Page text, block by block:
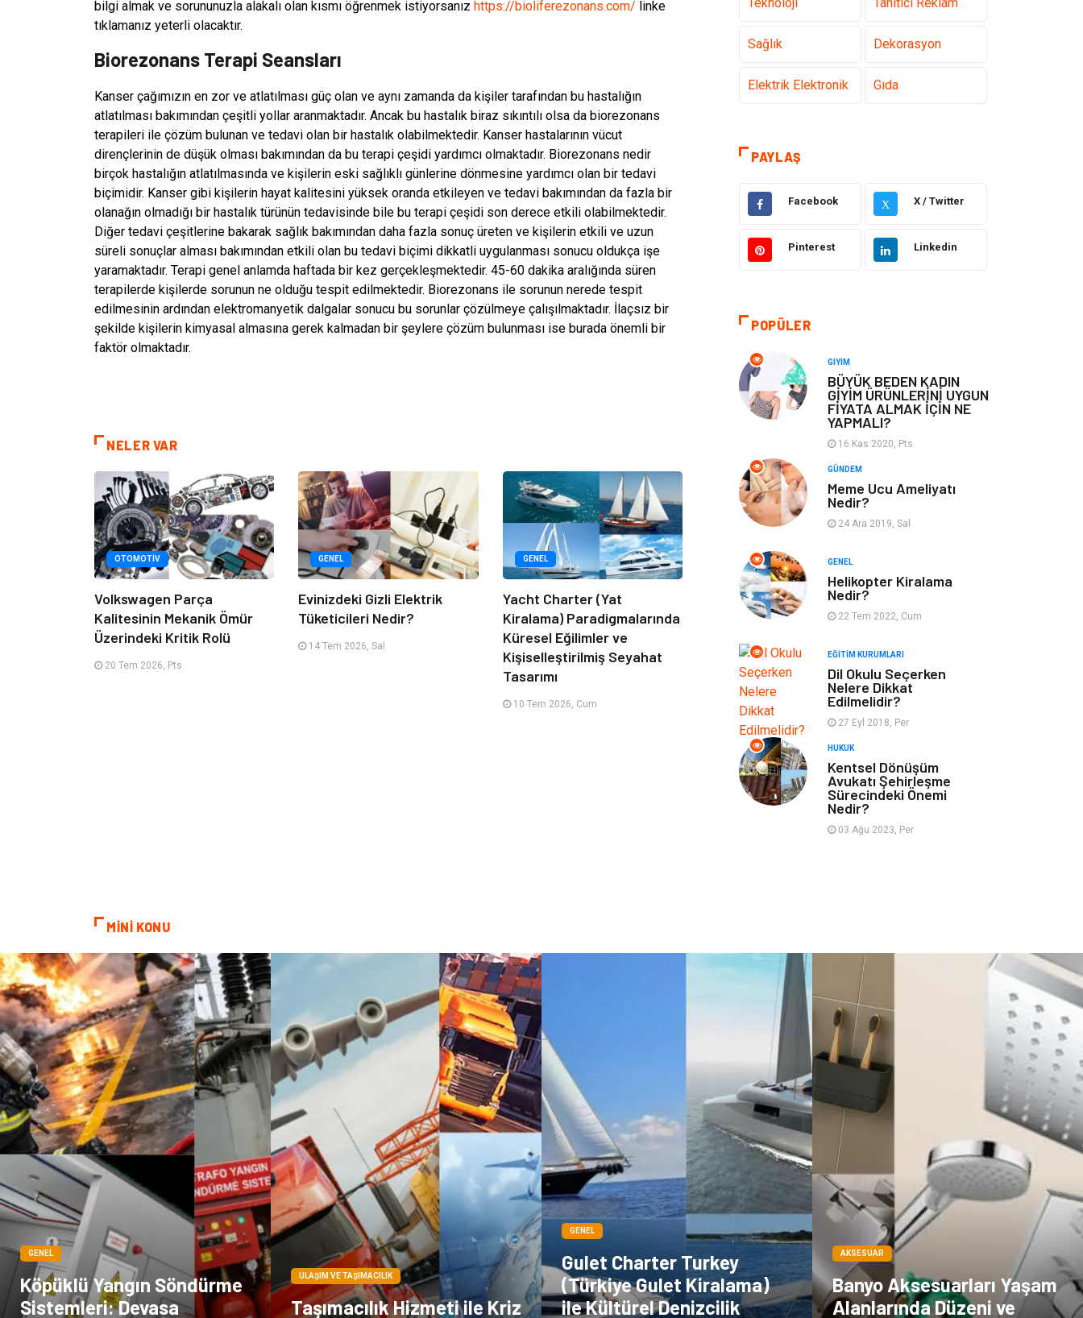
bilgi almak ve sorununuzla alakalı olan kısmı öğrenmek istiyorsanız https://bioliferezonans.com/ linke
tıklamanız yeterli olacaktır.
Biorezonans Terapi Seansları
Kanser çağımızın en zor ve atlatılması güç olan ve aynı zamanda da kişiler tarafından bu hastalığın
atlatılması bakımından çeşitli yollar aranmaktadır. Ancak bu hastalık biraz sıkıntılı olsa da biorezonans
terapileri ile çözüm bulunan ve tedavi olan bir hastalık olabilmektedir. Kanser hastalarının vücut
dirençlerinin de düşük olması bakımından da bu terapi çeşidi yardımcı olmaktadır. Biorezonans nedir
birçok hastalığın atlatılmasında ve kişilerin eski sağlıklı günlerine dönmesine yardımcı olan bir tedavi
biçimidir. Kanser gibi kişilerin hayat kalitesini yüksek oranda etkileyen ve tedavi bakımından da fazla bir
olanağın olmadığı bir hastalık türünün tedavisinde bile bu terapi çeşidi son derece etkili olabilmektedir.
Diğer tedavi çeşitlerine bakarak sağlık bakımından daha fazla sonuç üreten ve kişilerin etkili ve uzun
süreli sonuçlar alması bakımından etkili olan bu tedavi biçimi dikkatli uygulanması sonucu oldukça işe
yaramaktadır. Terapi genel anlamda haftada bir kez gerçekleşmektedir. 45-60 dakika aralığında süren
terapilerde kişilerde sorunun ne olduğu tespit edilmektedir. Biorezonans ile sorunun nerede tespit
edilmesinin ardından elektromanyetik dalgalar sonucu bu sorunlar çözülmeye çalışılmaktadır. İlaçsız bir
şekilde kişilerin kimyasal almasına gerek kalmadan bir şeylere çözüm bulunması ise burada önemli bir
faktör olmaktadır.
NELER VAR
OTOMOTIV
Volkswagen Parça
Kalitesinin Mekanik Ömür
Üzerindeki Kritik Rolü
20 Tem 2026, Pts
GENEL
Evinizdeki Gizli Elektrik
Tüketicileri Nedir?
14 Tem 2026, Sal
GENEL
Yacht Charter (Yat
Kiralama) Paradigmalarında
Küresel Eğilimler ve
Kişiselleştirilmiş Seyahat
Tasarımı
10 Tem 2026, Cum
Sağlık Dekorasyon
Elektrik Elektronik Gıda
Bilgisayar ve
Yazılım
Güzellik Mobilya
Organizasyon
Bahçe Ev Maden ve Metal
Plastik Aksesuar
Tekstil Turizm
Hizmet Hediyelik Eşya
İnternet Ambalaj
Endüstriyel
Ürünler
Markalar Telekomünikasyon
Dernekler ve
Birlikler
Moda İthalat İhracat
Alüminyum
Tarım &
Hayvancılık
PAYLAŞ
Facebook X X / Twitter
Pinterest Linkedin
POPÜLER
GIYIM
BÜYÜK BEDEN KADIN
GİYİM ÜRÜNLERİNİ UYGUN
FİYATA ALMAK İÇİN NE
YAPMALI?
16 Kas 2020, Pts
GÜNDEM
Meme Ucu Ameliyatı
Nedir?
24 Ara 2019, Sal
GENEL
Helikopter Kiralama
Nedir?
22 Tem 2022, Cum
EĞITIM KURUMLARI
Dil Okulu Seçerken
Nelere Dikkat
Edilmelidir?
27 Eyl 2018, Per
HUKUK
Kentsel Dönüşüm
Avukatı Şehirleşme
Sürecindeki Önemi
Nedir?
03 Ağu 2023, Per
MİNİ KONU
GENEL
Köpüklü Yangın Söndürme
Sistemleri: Devasa
ULAŞIM VE TAŞIMACILIK
Taşımacılık Hizmeti ile Kriz
GENEL
Gulet Charter Turkey
(Türkiye Gulet Kiralama)
ile Kültürel Denizcilik
AKSESUAR
Banyo Aksesuarları Yaşam
Alanlarında Düzeni ve